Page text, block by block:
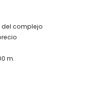
histórico (a menos de 5
25 kilómetros del
piragüismo, buceo,
de 1000 metros del
del complejo
m.